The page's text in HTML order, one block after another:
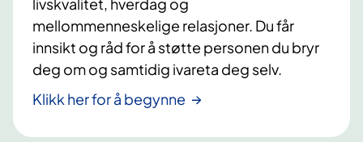
livskvalitet, hverdag og
mellommenneskelige relasjoner. Du får
innsikt og råd for å støtte personen du bryr
deg om og samtidig ivareta deg selv.
Klikk her for å begynne